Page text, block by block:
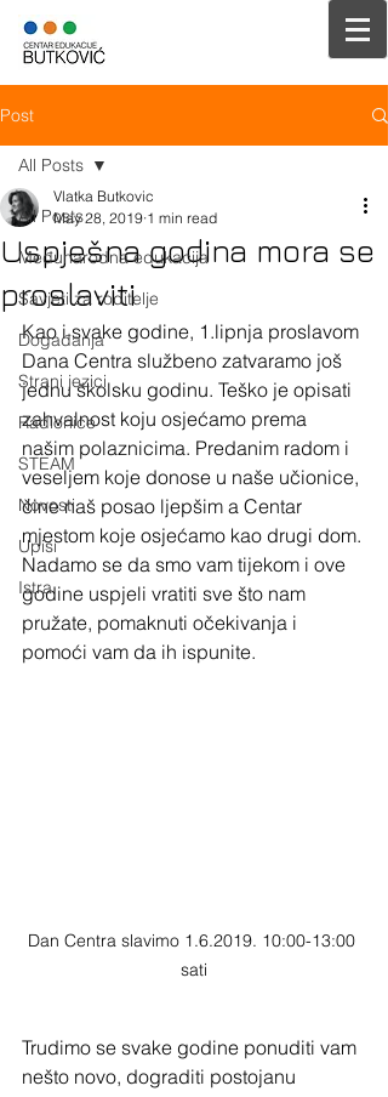
Post
All Posts
Međunarodna edukacija
Savjeti za roditelje
Događanja
Strani jezici
Radionice
STEAM
Novosti
Upisi
Istra
All Posts
Uspješna godina mora se
proslaviti
Vlatka Butkovic
May 28, 2019 1 min read
Kao i svake godine, 1.lipnja proslavom
Dana Centra službeno zatvaramo još
jednu školsku godinu. Teško je opisati
zahvalnost koju osjećamo prema
našim polaznicima. Predanim radom i
veseljem koje donose u naše učionice,
čine naš posao ljepšim a Centar
mjestom koje osjećamo kao drugi dom.
Nadamo se da smo vam tijekom i ove
godine uspjeli vratiti sve što nam
pružate, pomaknuti očekivanja i
pomoći vam da ih ispunite.
Dan Centra slavimo 1.6.2019. 10:00-13:00
sati
Trudimo se svake godine ponuditi vam
nešto novo, dograditi postojanu